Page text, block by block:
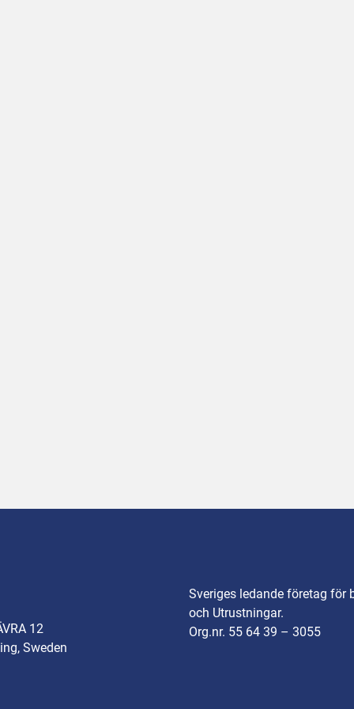
12
Sweden
Sveriges ledande företag för
och Utrustningar.
Org.nr. 55 64 39 – 3055